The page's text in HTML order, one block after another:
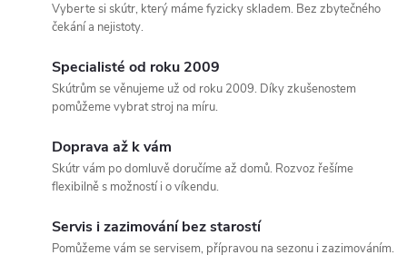
Vyberte si skútr, který máme fyzicky skladem. Bez zbytečného
čekání a nejistoty.
Specialisté od roku 2009
Skútrům se věnujeme už od roku 2009. Díky zkušenostem
pomůžeme vybrat stroj na míru.
Doprava až k vám
Skútr vám po domluvě doručíme až domů. Rozvoz řešíme
flexibilně s možností i o víkendu.
Servis i zazimování bez starostí
Pomůžeme vám se servisem, přípravou na sezonu i zazimováním.